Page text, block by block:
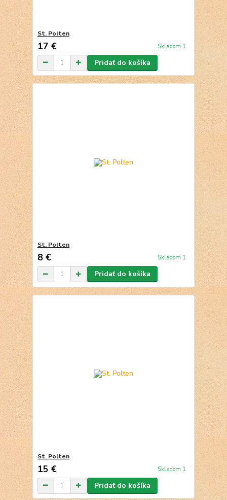
St. Polten
17 € Skladom 1
Pridať do košíka
St. Polten
8 € Skladom 1
Pridať do košíka
St. Polten
15 € Skladom 1
Pridať do košíka